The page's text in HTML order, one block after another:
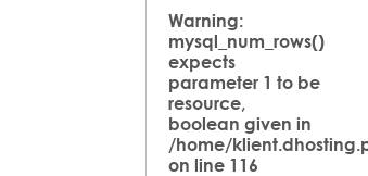
Warning:
mysql_num_rows()
expects
parameter 1 to be
resource,
boolean given in
/home/
on line 116